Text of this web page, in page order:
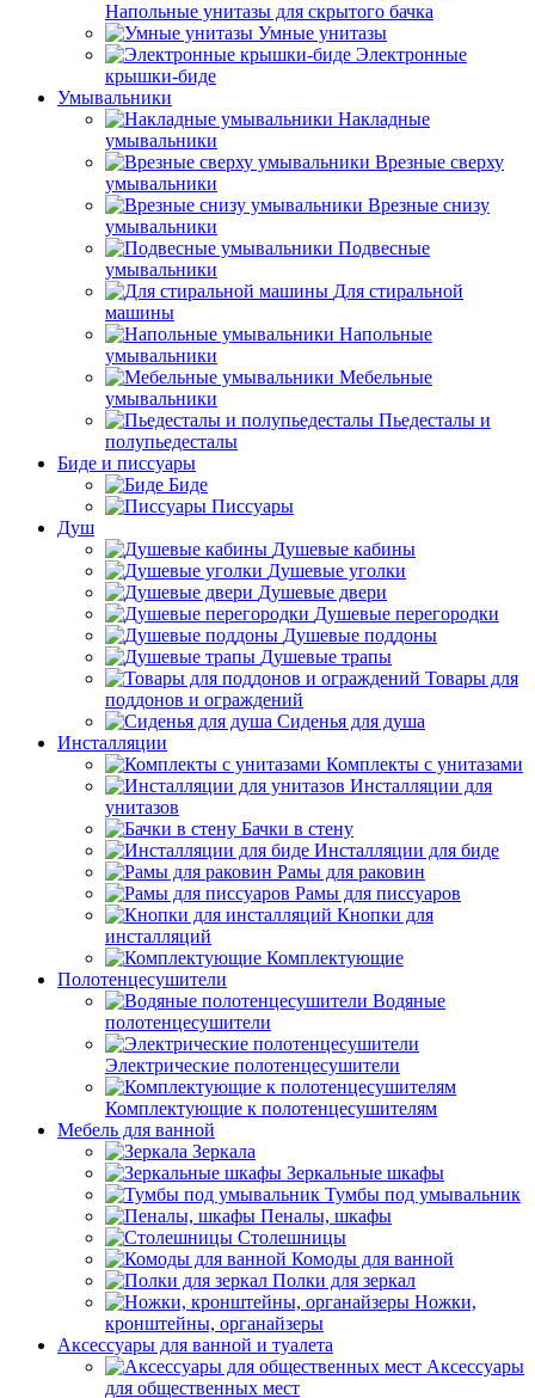
Напольные унитазы для скрытого бачка
Умные унитазы
Электронные
крышки-биде
Умывальники
Накладные
умывальники
Врезные сверху
умывальники
Врезные снизу
умывальники
Подвесные
умывальники
Для стиральной
машины
Напольные
умывальники
Мебельные
умывальники
Пьедесталы и
полупьедесталы
Биде и писсуары
Биде
Писсуары
Душ
Душевые кабины
Душевые уголки
Душевые двери
Душевые перегородки
Душевые поддоны
Душевые трапы
Товары для
поддонов и ограждений
Сиденья для душа
Инсталляции
Комплекты с унитазами
Инсталляции для
унитазов
Бачки в стену
Инсталляции для биде
Рамы для раковин
Рамы для писсуаров
Кнопки для
инсталляций
Комплектующие
Полотенцесушители
Водяные
полотенцесушители
Электрические полотенцесушители
Комплектующие к полотенцесушителям
Мебель для ванной
Зеркала
Зеркальные шкафы
Тумбы под умывальник
Пеналы, шкафы
Столешницы
Комоды для ванной
Полки для зеркал
Ножки,
кронштейны, органайзеры
Аксессуары для ванной и туалета
Аксессуары
для общественных мест